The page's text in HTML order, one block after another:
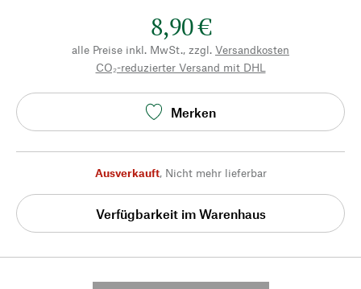
8,90 €
alle Preise inkl. MwSt., zzgl. Versandkosten
CO₂-reduzierter Versand mit DHL
Merken
Ausverkauft, Nicht mehr lieferbar
Verfügbarkeit im Warenhaus